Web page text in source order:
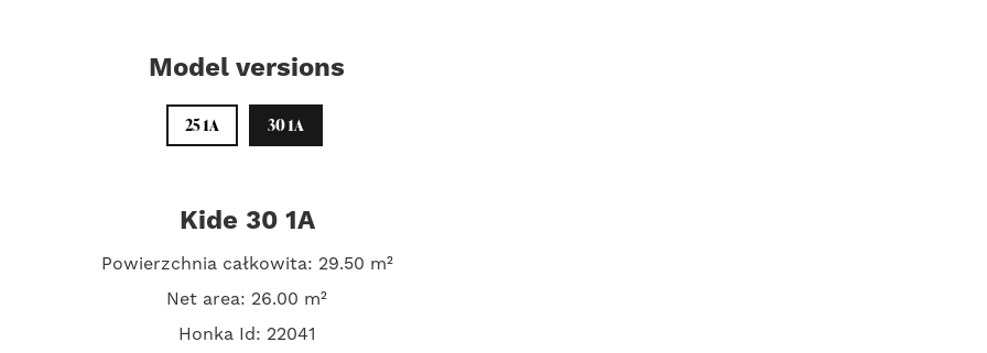
Model versions
25 1A 30 1A
Kide 30 1A
Powierzchnia całkowita: 29.50 m²
Net area: 26.00 m²
Honka Id: 22041